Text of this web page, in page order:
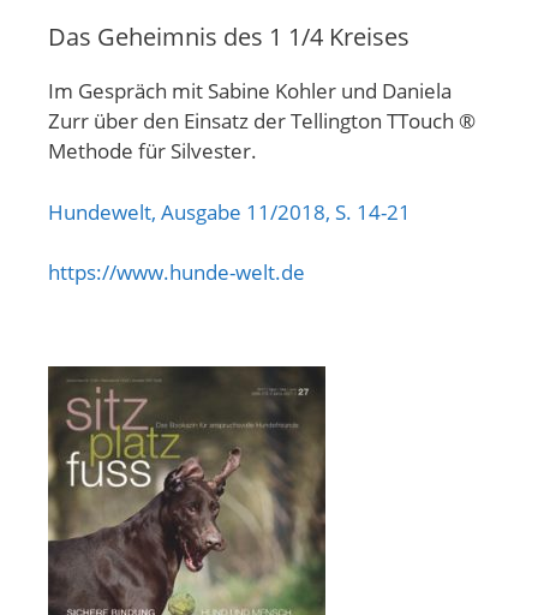
Das Geheimnis des 1 1/4 Kreises
Im Gespräch mit Sabine Kohler und Daniela
Zurr über den Einsatz der Tellington TTouch ®
Methode für Silvester.
Hundewelt, Ausgabe 11/2018, S. 14-21
https://www.hunde-welt.de